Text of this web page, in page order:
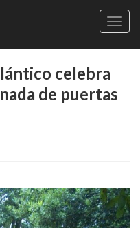
celebra
de puertas